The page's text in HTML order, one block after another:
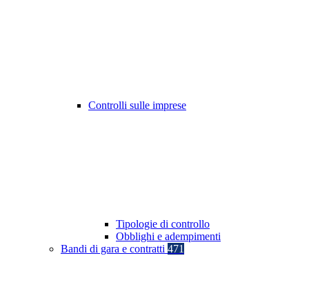
Controlli sulle imprese
Tipologie di controllo
Obblighi e adempimenti
Bandi di gara e contratti 471